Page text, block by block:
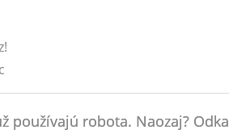
používajú robota. Naozaj?